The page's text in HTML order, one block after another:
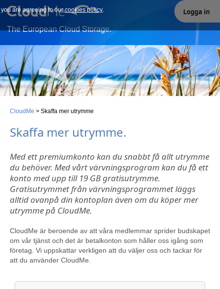
Our site uses cookies. By continuing to use our site you are
agreeing to our cookies policy.
you are agreeing to ourcookies policy.
The European Cloud Storage.
Logga in
CloudMe > Skaffa mer utrymme
Skaffa mer utrymme.
Med ett premiumkonto kan du snabbt få allt utrymme
du behöver. Med vårt värvningsprogram kan du få ett
konto med upp till 19 GB gratisutrymme.
Gratisutrymmet från värvningsprogrammet läggs
alltid ovanpå din kontoplan även om du köper mer
utrymme på CloudMe.
CloudMe är beroende av att våra medlemmar sprider budskapet
om vår tjänst och det är betalkonton som håller oss igång som
företag. Vi uppskattar verkligen att du väljer oss och tackar för
att du använder CloudMe.